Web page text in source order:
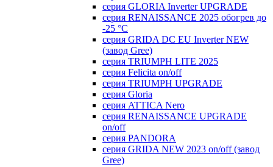
серия GLORIA Inverter UPGRADE
серия RENAISSANCE 2025 обогрев до
-25 °С
серия GRIDA DC EU Inverter NEW
(завод Gree)
серия TRIUMPH LITE 2025
серия Felicita on/off
серия TRIUMPH UPGRADE
серия Gloria
серия ATTICA Nero
серия RENAISSANCE UPGRADE
on/off
серия PANDORA
серия GRIDA NEW 2023 on/off (завод
Gree)